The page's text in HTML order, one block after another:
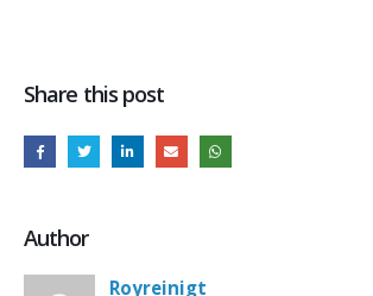
Share this post
Author
Royreinigt